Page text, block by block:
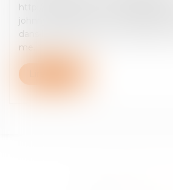
http://www.bfmtv.com/
johnny-hallyday-laura-et-david-sont-
dans-l-affaire-jugee-ce-vendredi-
me...